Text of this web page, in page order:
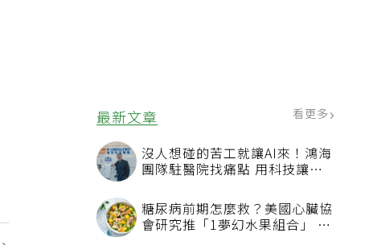
最新文章 看更多
沒人想碰的苦工就讓AI來！鴻海
團隊駐醫院找痛點 用科技讓醫
糖尿病前期怎麼救？美國心臟協
會研究推「1夢幻水果組合」 酪